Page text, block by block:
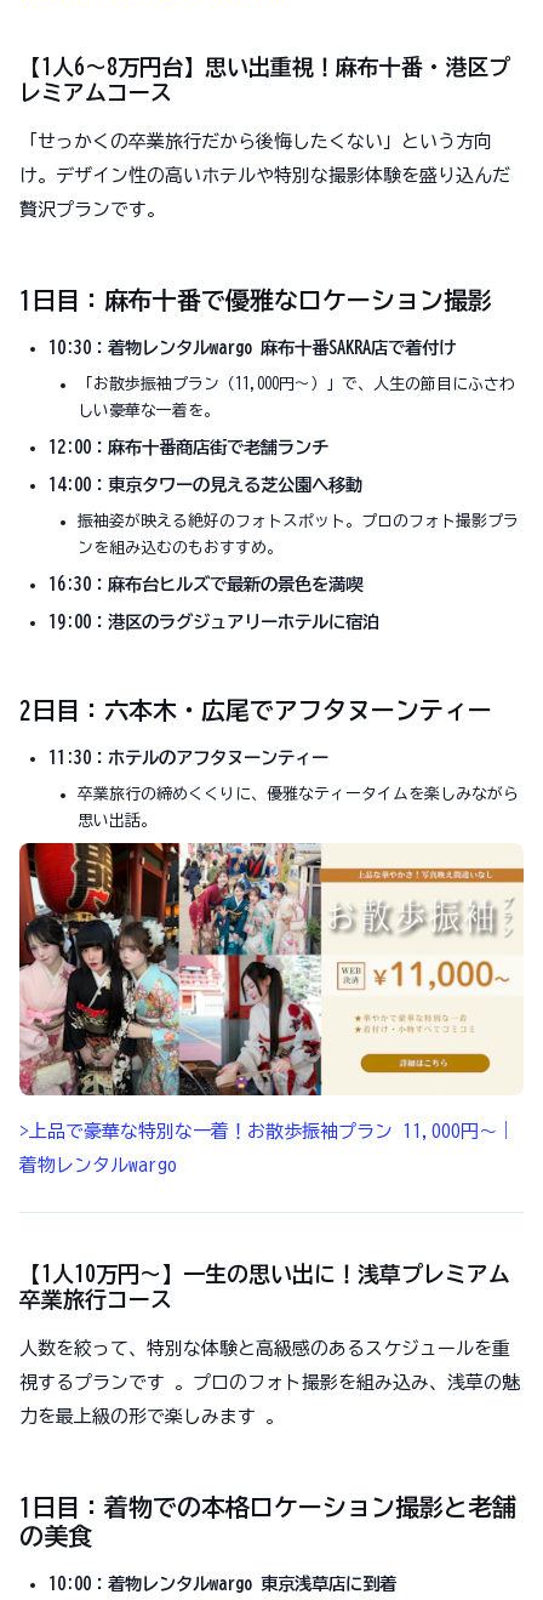
【1人6〜8万円台】思い出重視！麻布十番・港区プ
レミアムコース
「せっかくの卒業旅行だから後悔したくない」という方向
け。デザイン性の高いホテルや特別な撮影体験を盛り込んだ
贅沢プランです。
1日目：麻布十番で優雅なロケーション撮影
10:30：着物レンタルwargo 麻布十番SAKRA店で着付け
「お散歩振袖プラン（11,000円〜）」で、人生の節目にふさわ
しい豪華な一着を。
12:00：麻布十番商店街で老舗ランチ
14:00：東京タワーの見える芝公園へ移動
振袖姿が映える絶好のフォトスポット。プロのフォト撮影プラ
ンを組み込むのもおすすめ。
16:30：麻布台ヒルズで最新の景色を満喫
19:00：港区のラグジュアリーホテルに宿泊
2日目：六本木・広尾でアフタヌーンティー
11:30：ホテルのアフタヌーンティー
卒業旅行の締めくくりに、優雅なティータイムを楽しみながら
思い出話。
>上品で豪華な特別な一着！お散歩振袖プラン 11,000円～｜
着物レンタルwargo
【1人10万円〜】一生の思い出に！浅草プレミアム
卒業旅行コース
人数を絞って、特別な体験と高級感のあるスケジュールを重
視するプランです 。プロのフォト撮影を組み込み、浅草の魅
力を最上級の形で楽しみます 。
1日目：着物での本格ロケーション撮影と老舗
の美食
10:00：着物レンタルwargo 東京浅草店に到着